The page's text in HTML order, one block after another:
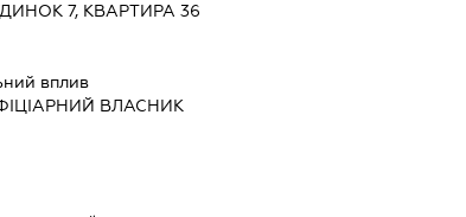
7, КВАРТИРА 36
вплив
ВЛАСНИК